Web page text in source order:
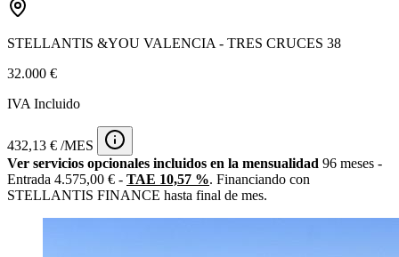
STELLANTIS &YOU VALENCIA - TRES CRUCES 38
32.000 €
IVA Incluido
432,13 € /MES
Ver servicios opcionales incluidos en la mensualidad 96 meses -
Entrada 4.575,00 € - TAE 10,57 %. Financiando con
STELLANTIS FINANCE hasta final de mes.